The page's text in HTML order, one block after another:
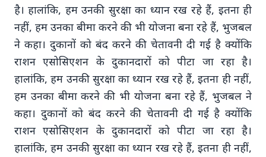
19 May 2026
नियमित रूप से 50,000 रुपये दिए': त्विषा शर्मा मौत मामले में
सास ने दहेज आरोपों का खंडन किया
KERALA NEWS
है। हालांकि, हम उनकी सुरक्षा का ध्यान रख रहे हैं, इतना ही
नहीं, हम उनका बीमा करने की भी योजना बना रहे हैं, भुजबल
ने कहा। दुकानों को बंद करने की चेतावनी दी गई है क्योंकि
राशन एसोसिएशन के दुकानदारों को पीटा जा रहा है।
हालांकि, हम उनकी सुरक्षा का ध्यान रख रहे हैं, इतना ही नहीं,
हम उनका बीमा करने की भी योजना बना रहे हैं, भुजबल ने
कहा। दुकानों को बंद करने की चेतावनी दी गई है क्योंकि
राशन एसोसिएशन के दुकानदारों को पीटा जा रहा है।
हालांकि, हम उनकी सुरक्षा का ध्यान रख रहे हैं, इतना ही नहीं,